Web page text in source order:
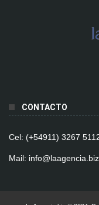
CONTACTO
Cel: (+54911) 3267
Mail: info@laagencia.biz